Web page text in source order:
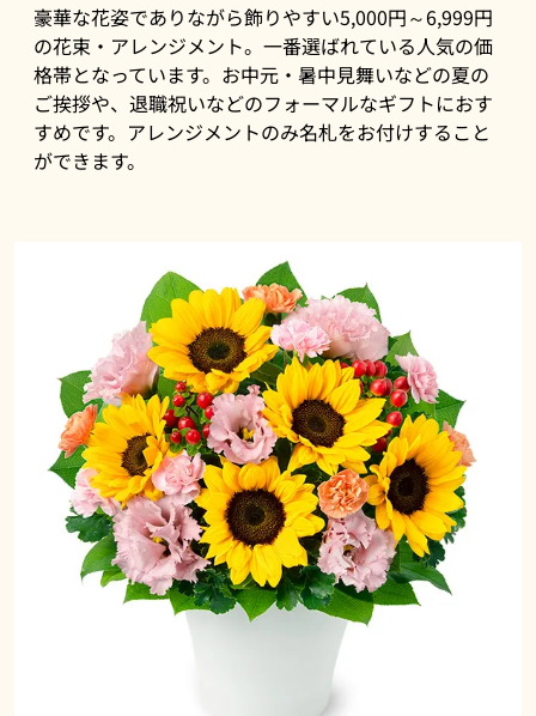
豪華な花姿でありながら飾りやすい5,000円～6,999円
の花束・アレンジメント。一番選ばれている人気の価
格帯となっています。お中元・暑中見舞いなどの夏の
ご挨拶や、退職祝いなどのフォーマルなギフトにおす
すめです。アレンジメントのみ名札をお付けすること
ができます。